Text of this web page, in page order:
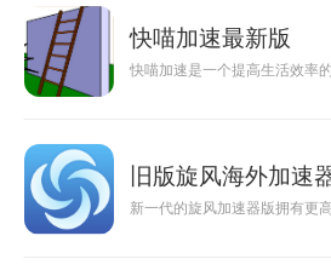
快喵加速最新版
快喵加速是一个提高生活效率
旧版旋风海外加速
新一代的旋风加速器版拥有更